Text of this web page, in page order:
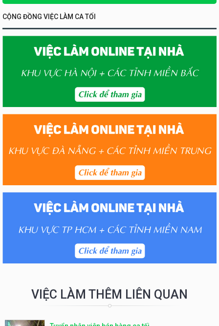
CỘNG ĐỒNG VIỆC LÀM CA TỐI
VIỆC LÀM THÊM LIÊN QUAN